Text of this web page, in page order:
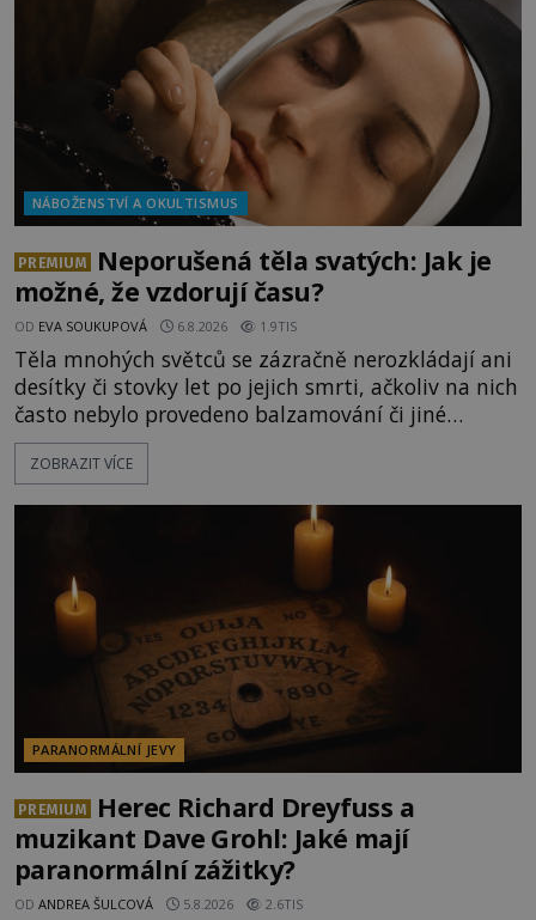
NÁBOŽENSTVÍ A OKULTISMUS
PREMIUM
Neporušená těla svatých: Jak je
možné, že vzdorují času?
OD EVA SOUKUPOVÁ 6.8.2026 1.9TIS
Těla mnohých světců se zázračně nerozkládají ani
desítky či stovky let po jejich smrti, ačkoliv na nich
často nebylo provedeno balzamování či jiné
pokusy o konzervaci. Neporušené ostatky bývají
považovány za důkaz svatosti zemřelých. Jaké
ZOBRAZIT VÍCE
PARANORMÁLNÍ JEVY
PREMIUM
Herec Richard Dreyfuss a
muzikant Dave Grohl: Jaké mají
paranormální zážitky?
OD ANDREA ŠULCOVÁ 5.8.2026 2.6TIS